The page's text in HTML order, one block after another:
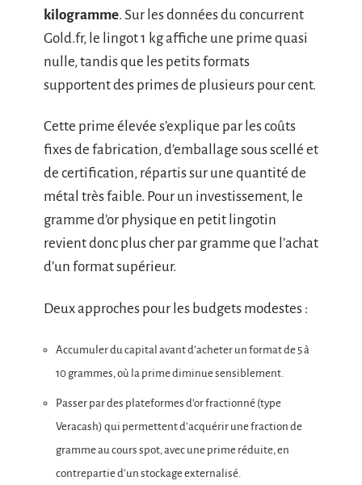
kilogramme. Sur les données du concurrent
Gold.fr, le lingot 1 kg affiche une prime quasi
nulle, tandis que les petits formats
supportent des primes de plusieurs pour cent.
Cette prime élevée s’explique par les coûts
fixes de fabrication, d’emballage sous scellé et
de certification, répartis sur une quantité de
métal très faible. Pour un investissement, le
gramme d’or physique en petit lingotin
revient donc plus cher par gramme que l’achat
d’un format supérieur.
Deux approches pour les budgets modestes :
Accumuler du capital avant d’acheter un format de 5 à
10 grammes, où la prime diminue sensiblement.
Passer par des plateformes d’or fractionné (type
Veracash) qui permettent d’acquérir une fraction de
gramme au cours spot, avec une prime réduite, en
contrepartie d’un stockage externalisé.